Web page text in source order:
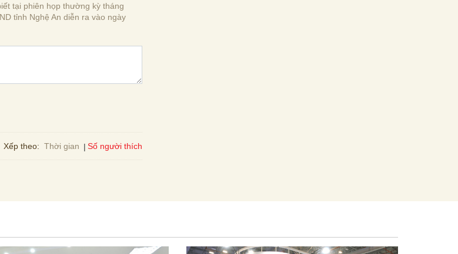
tại phiên họp thường kỳ tháng
tỉnh Nghệ An diễn ra vào ngày
Xếp theo: Thời gian Số người thích